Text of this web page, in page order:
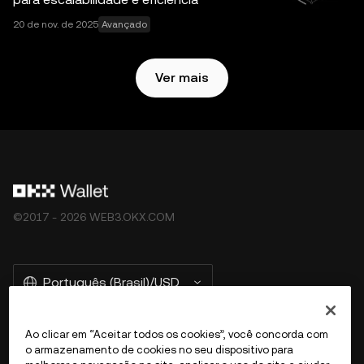
Ecossistema OKX Web3.
20 de nov. de 2025 Avançado
Ver mais
©2017 - 2026 WEB3.OKX.COM
Português (Brasil)/USD
Ao clicar em “Aceitar todos os cookies”, você concorda com
o armazenamento de cookies no seu dispositivo para